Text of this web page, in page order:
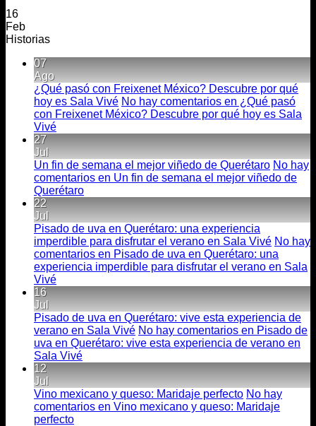
16
Feb
Historias
07
Ago
¿Qué pasó con Freixenet México? Descubre por qué
hoy es Sala Vivé No hay comentarios en ¿Qué pasó
con Freixenet México? Descubre por qué hoy es Sala
Vivé
27
Jul
Un fin de semana el mejor viñedo de Querétaro No hay
comentarios en Un fin de semana el mejor viñedo de
Querétaro
22
Jul
Pisado de uva en Querétaro: una experiencia
imperdible para disfrutar el verano en Sala Vivé No hay
comentarios en Pisado de uva en Querétaro: una
experiencia imperdible para disfrutar el verano en Sala
Vivé
16
Jul
Pisado de uva en Querétaro: vive esta experiencia de
verano en Sala Vivé No hay comentarios en Pisado de
uva en Querétaro: vive esta experiencia de verano en
Sala Vivé
12
Jul
Vino mexicano y queso: Maridaje perfecto No hay
comentarios en Vino mexicano y queso: Maridaje
perfecto